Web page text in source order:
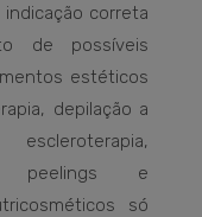
correta
de possíveis
estéticos
depilação a
peelings e
só